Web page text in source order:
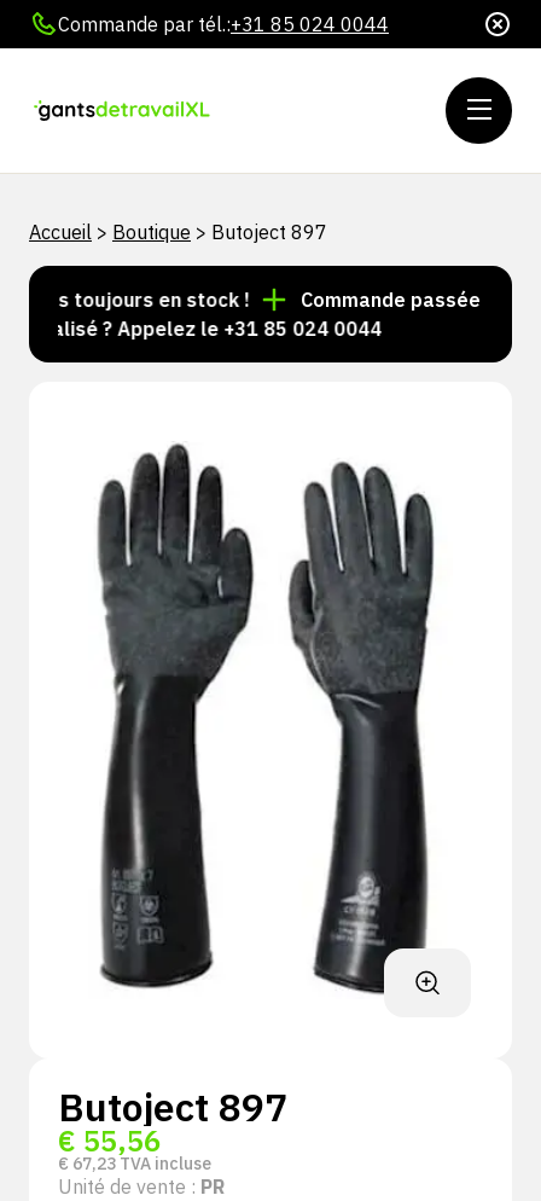
Commande par tél.:+31 85 024 0044
Accueil > Boutique > Butoject 897
toujours en stock !
Commande passée avant
? Appelez le +31 85 024 0044
Butoject 897
€ 55,56
€ 67,23 TVA incluse
Unité de vente : PR